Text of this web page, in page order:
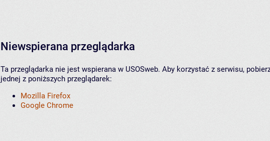
Niewspierana przeglądarka
Ta przeglądarka nie jest wspierana w USOSweb. Aby korzystać z serwisu,
jednej z poniższych przeglądarek:
Mozilla Firefox
Google Chrome